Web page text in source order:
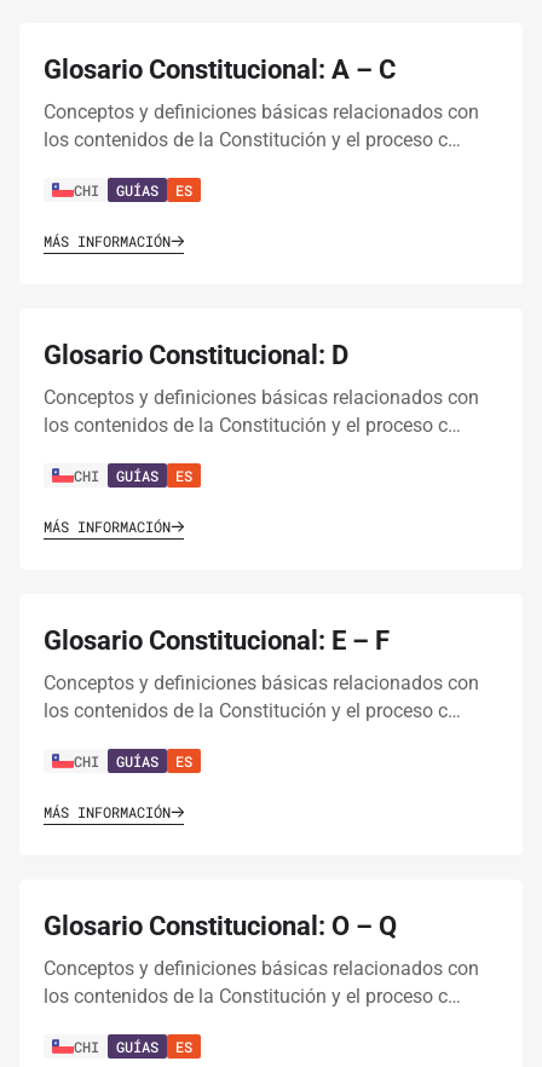
Glosario Constitucional: A – C
Conceptos y definiciones básicas relacionados con
los contenidos de la Constitución y el proceso c…
CHI GUÍAS ES
MÁS INFORMACIÓN
Glosario Constitucional: D
Conceptos y definiciones básicas relacionados con
los contenidos de la Constitución y el proceso c…
CHI GUÍAS ES
MÁS INFORMACIÓN
Glosario Constitucional: E – F
Conceptos y definiciones básicas relacionados con
los contenidos de la Constitución y el proceso c…
CHI GUÍAS ES
MÁS INFORMACIÓN
Glosario Constitucional: O – Q
Conceptos y definiciones básicas relacionados con
los contenidos de la Constitución y el proceso c…
CHI GUÍAS ES